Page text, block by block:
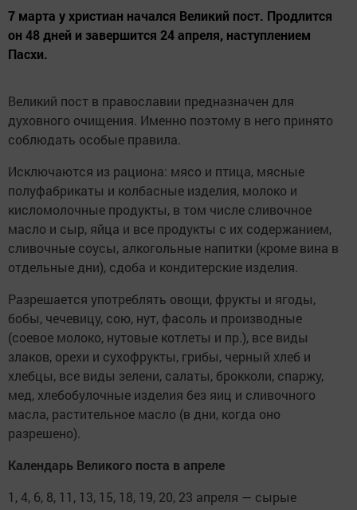
7 марта у христиан начался Великий пост. Продлится
он 48 дней и завершится 24 апреля, наступлением
Пасхи.
Великий пост в православии предназначен для
духовного очищения. Именно поэтому в него принято
соблюдать особые правила.
Исключаются из рациона: мясо и птица, мясные
полуфабрикаты и колбасные изделия, молоко и
кисломолочные продукты, в том числе сливочное
масло и сыр, яйца и все продукты с их содержанием,
сливочные соусы, алкогольные напитки (кроме вина в
отдельные дни), сдоба и кондитерские изделия.
Разрешается употреблять овощи, фрукты и ягоды,
бобы, чечевицу, сою, нут, фасоль и производные
(соевое молоко, нутовые котлеты и пр.), все виды
злаков, орехи и сухофрукты, грибы, черный хлеб и
хлебцы, все виды зелени, салаты, брокколи, спаржу,
мед, хлебобулочные изделия без яиц и сливочного
масла, растительное масло (в дни, когда оно
разрешено).
Календарь Великого поста в апреле
1, 4, 6, 8, 11, 13, 15, 18, 19, 20, 23 апреля — сырые